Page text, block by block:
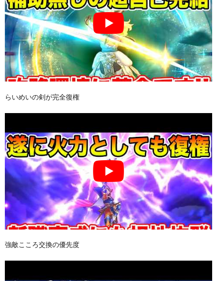
らいめいの剣が完全復権
強敵こころ交換の優先度